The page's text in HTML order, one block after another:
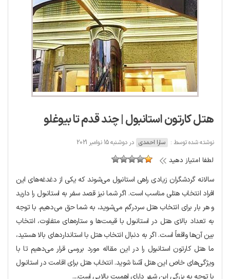
هتل کارتون استانبول | چند قدم تا بیوغلو
نوشته شده توسط : سارا احمدی در دوشنبه 15 نوامبر 2021
لطفا امتیاز دهید
سالانه گردشگران زیادی راهی استانبول می‌شوند که یکی از دغدغه‌های این
افراد انتخاب هتلی مناسب است. اگر شما نیز قصد سفر به استانبول را دارید
و هر بار برای انتخاب هتل سردرگم می‌شوید، به شما حق می‌دهیم. با توجه
به تعداد بالای هتل در استانبول با قیمت‌ها و ستاره‌های متفاوت، انتخاب
بین آن‌ها واقعاً است. اگر به دنبال انتخاب هتل با استانداردهای بالا هستید،
ما هتل کارتون استانبول را در این مقاله مورد بررسی قرار می‌دهیم تا با
ویژگی‌های خاص این هتل آشنا شوید. انتخاب هتل برای اقامت در استانبول
با توجه به بزرگی این شهر دارای اهمیت بالایی است....